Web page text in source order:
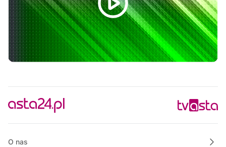
Własnymi ścieżkami
20:05
Polskie Lasy
20:55
Justyna poleca
21:10
21:40
Powiat Wałecki Blisko Natury
22:00
O nas